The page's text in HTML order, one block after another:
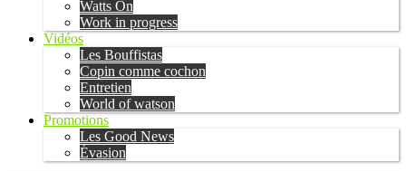
Watts On
Work in progress
Vidéos
Les Bouffistas
Copin comme cochon
Entretien
World of watson
Promotions
Les Good News
Évasion